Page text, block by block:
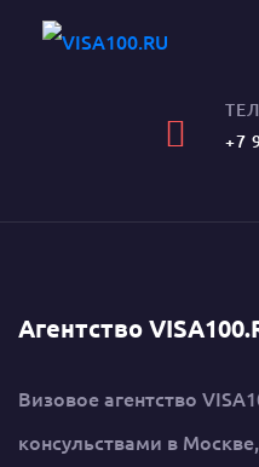
+7
Агентство
Визовое агентство
консульствами в